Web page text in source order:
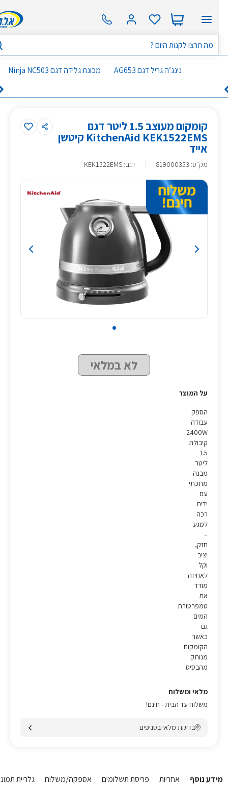
נינג’ה גריל דגם AG653 מכונת גלידה דגם Ninja NC503
קומקום מעוצב 1.5 ליטר דגם
KitchenAid KEK1522EMS קיטשן
אייד
מק״ט:
819000353 דגם: KEK1522EMS
לא במלאי
על המוצר
הספק
עבודה
2400W
קיבולת:
1.5
ליטר
מבנה
מתכתי
עם
ידית
רכה
למגע
חזק,
יציב
וקל
לאחיזה
מודד
את
טמפרטורת
המים
גם
כאשר
הקומקום
מנותק
מהבסיס
מלאי ומשלוח
משלוח עד הבית - חינם!
בדיקת מלאי בסניפים
מידע נוסף אחריות פריסת תשלומים אספקה/משלוח גלריית